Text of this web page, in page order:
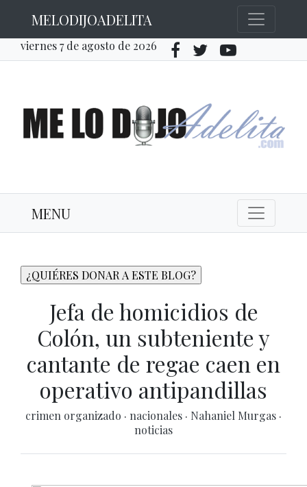
MELODIJOADELITA
viernes 7 de agosto de 2026
MENU
Jefa de homicidios de
Colón, un subteniente y
cantante de regae caen en
operativo antipandillas
crimen organizado · nacionales · Nahaniel Murgas ·
noticias